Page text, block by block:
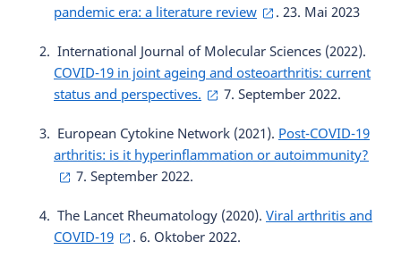
pandemic era: a literature review
. 23. Mai 2023
International Journal of Molecular Sciences (2022).
COVID-19 in joint ageing and osteoarthritis: current
status and perspectives.
7. September 2022.
European Cytokine Network (2021). Post-COVID-19
arthritis: is it hyperinflammation or autoimmunity?
7. September 2022.
The Lancet Rheumatology (2020). Viral arthritis and
COVID-19
. 6. Oktober 2022.